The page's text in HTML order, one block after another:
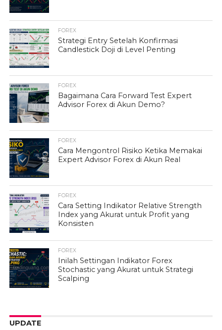
FOREX
Strategi Entry Setelah Konfirmasi
Candlestick Doji di Level Penting
FOREX
Bagaimana Cara Forward Test Expert
Advisor Forex di Akun Demo?
FOREX
Cara Mengontrol Risiko Ketika Memakai
Expert Advisor Forex di Akun Real
FOREX
Cara Setting Indikator Relative Strength
Index yang Akurat untuk Profit yang
Konsisten
FOREX
Inilah Settingan Indikator Forex
Stochastic yang Akurat untuk Strategi
Scalping
UPDATE